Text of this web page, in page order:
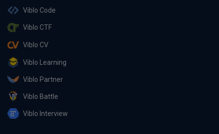
Viblo Code
Viblo CTF
Viblo CV
Viblo Learning
Viblo Partner
Viblo Battle
Viblo Interview